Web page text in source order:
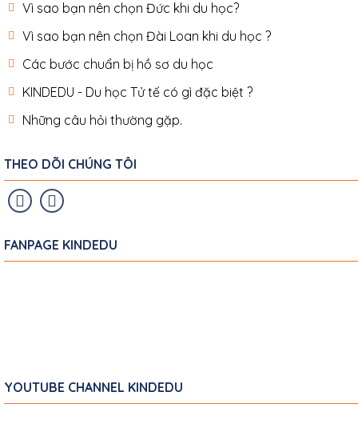
Vì sao bạn nên chọn Đức khi du học?
Vì sao bạn nên chọn Đài Loan khi du học ?
Các bước chuẩn bị hồ sơ du học
KINDEDU - Du học Tử tế có gì đặc biệt ?
Những câu hỏi thường gặp.
THEO DÕI CHÚNG TÔI
FANPAGE KINDEDU
YOUTUBE CHANNEL KINDEDU